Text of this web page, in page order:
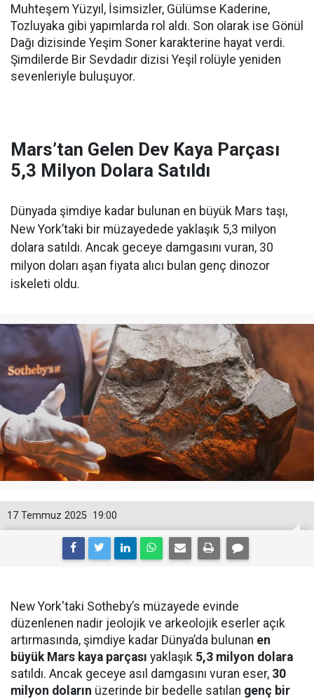
Muhteşem Yüzyıl, İsimsizler, Gülümse Kaderine,
Tozluyaka gibi yapımlarda rol aldı. Son olarak ise Gönül
Dağı dizisinde Yeşim Soner karakterine hayat verdi.
Şimdilerde Bir Sevdadır dizisi Yeşil rolüyle yeniden
sevenleriyle buluşuyor.
Mars’tan Gelen Dev Kaya Parçası
5,3 Milyon Dolara Satıldı
Dünyada şimdiye kadar bulunan en büyük Mars taşı,
New York’taki bir müzayedede yaklaşık 5,3 milyon
dolara satıldı. Ancak geceye damgasını vuran, 30
milyon doları aşan fiyata alıcı bulan genç dinozor
iskeleti oldu.
19:00
17 Temmuz 2025
New York'taki Sotheby’s müzayede evinde
düzenlenen nadir jeolojik ve arkeolojik eserler açık
artırmasında, şimdiye kadar Dünya’da bulunan en
büyük Mars kaya parçası yaklaşık 5,3 milyon dolara
satıldı. Ancak geceye asıl damgasını vuran eser, 30
milyon doların üzerinde bir bedelle satılan genç bir